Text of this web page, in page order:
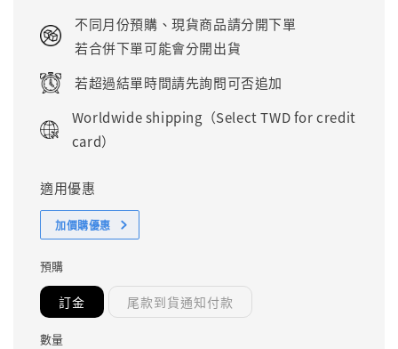
不同月份預購、現貨商品請分開下單
若合併下單可能會分開出貨
若超過結單時間請先詢問可否追加
Worldwide shipping（Select TWD for credit
card）
適用優惠
加價購優惠
預購
訂金 尾款到貨通知付款
數量